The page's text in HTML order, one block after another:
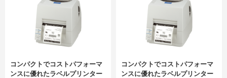
コンパクトでコストパフォーマ
ンスに優れたラベルプリンター
コンパクトでコストパフォーマ
ンスに優れたラベルプリンター